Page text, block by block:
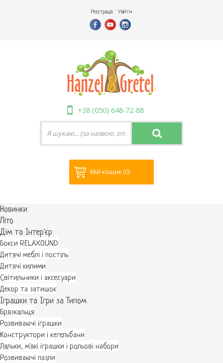
Реєстрація Увійти
+38 (050) 648-72-88
Мій кошик (0)
Новинки
Літо
Дім та Інтер'єр
Бокси RELAXOUND
Дитячі меблі і постіль
Дитячі килими
Світильники і аксесуари
Декор та затишок
Іграшки та Ігри за Типом
Брязкальця
Розвиваючі іграшки
Конструктори і кегельбани
Ляльки, м'які іграшки і рольові набори
Розвиваючі пазли